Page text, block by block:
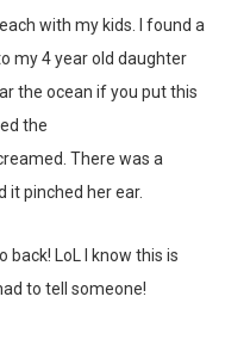
with my kids. I found a
my 4 year old daughter
the ocean if you put this
the
There was a
it pinched her ear.
back! LoL I know this is
to tell someone!